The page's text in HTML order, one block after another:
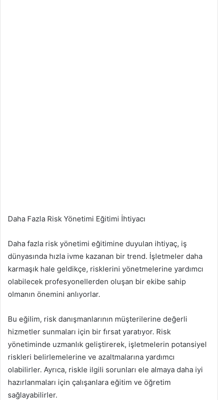
Daha Fazla Risk Yönetimi Eğitimi İhtiyacı
Daha fazla risk yönetimi eğitimine duyulan ihtiyaç, iş
dünyasında hızla ivme kazanan bir trend. İşletmeler daha
karmaşık hale geldikçe, risklerini yönetmelerine yardımcı
olabilecek profesyonellerden oluşan bir ekibe sahip
olmanın önemini anlıyorlar.
Bu eğilim, risk danışmanlarının müşterilerine değerli
hizmetler sunmaları için bir fırsat yaratıyor. Risk
yönetiminde uzmanlık geliştirerek, işletmelerin potansiyel
riskleri belirlemelerine ve azaltmalarına yardımcı
olabilirler. Ayrıca, riskle ilgili sorunları ele almaya daha iyi
hazırlanmaları için çalışanlara eğitim ve öğretim
sağlayabilirler.